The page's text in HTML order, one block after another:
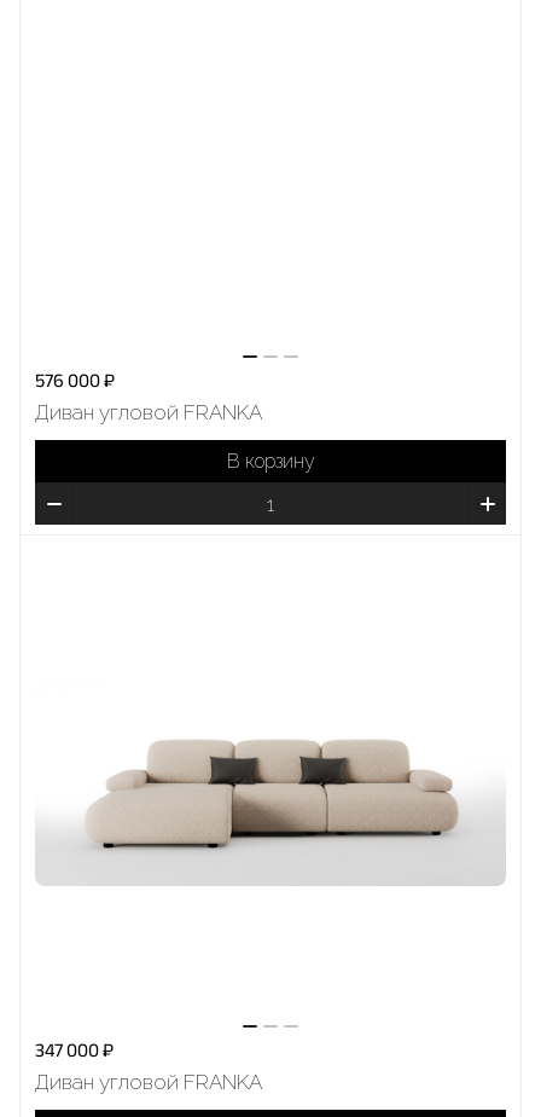
576 000 ₽
Диван угловой FRANKA
В корзину
347 000 ₽
Диван угловой FRANKA